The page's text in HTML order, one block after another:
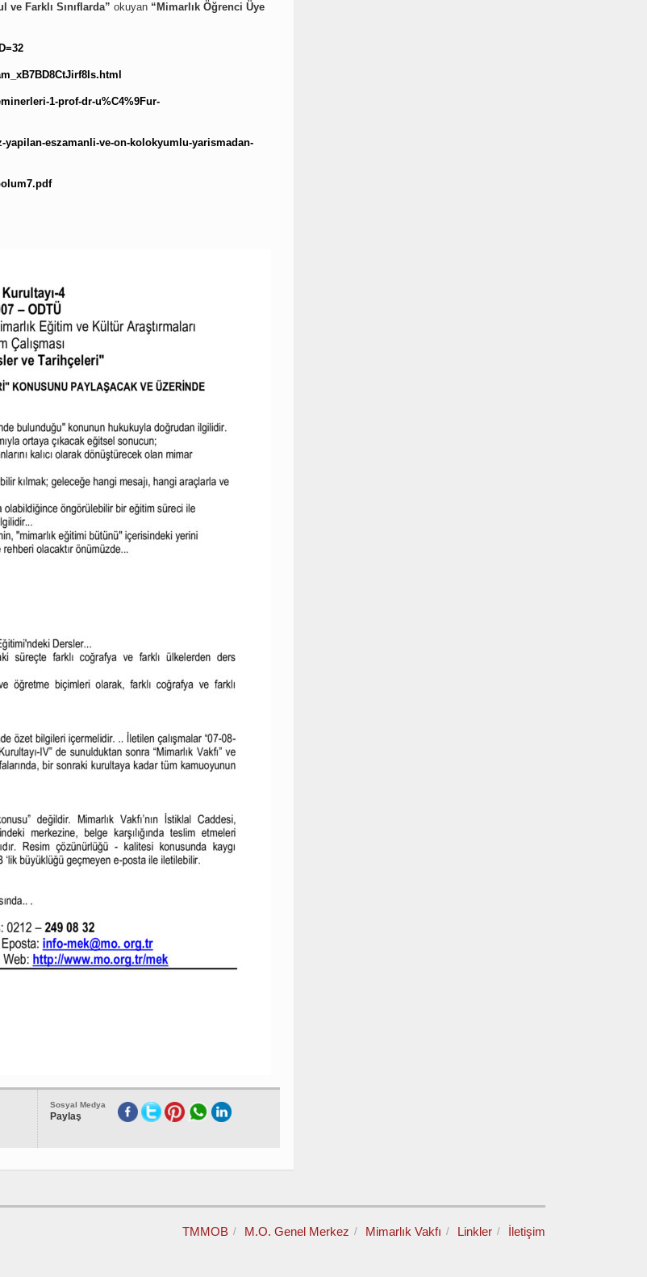
ve Farklı Sınıflarda” okuyan “Mimarlık Öğrenci Üye
1-prof-dr-u%C4%9Fur-
eszamanli-ve-on-kolokyumlu-yarismadan-
Sosyal Medya
Paylaş
TMMOB M.O. Genel Merkez Mimarlık Vakfı Linkler İletişim